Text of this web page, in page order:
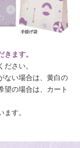
ます。
さい。
ない場合は、黄白の
望の場合は、カート
す。